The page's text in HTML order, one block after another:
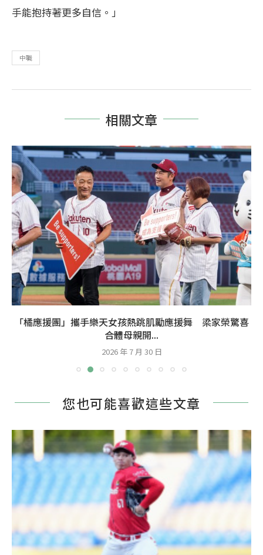
手能抱持著更多自信。」
中職
相關文章
「橘應援團」攜手樂天女孩熱跳肌勵應援舞 梁家榮驚喜
合體母親開...
2026 年 7 月 30 日
您也可能喜歡這些文章